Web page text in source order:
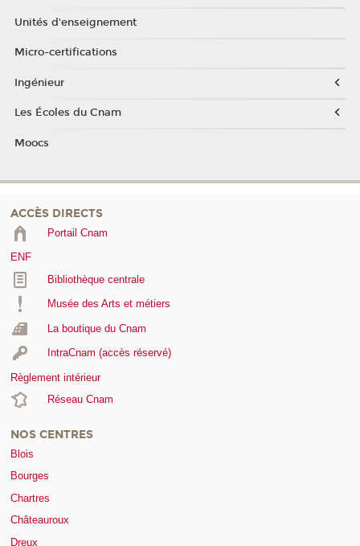
Unités d'enseignement
Micro-certifications
Ingénieur
Les Écoles du Cnam
Moocs
ACCÈS DIRECTS
Portail Cnam
ENF
Bibliothèque centrale
Musée des Arts et métiers
La boutique du Cnam
IntraCnam (accès réservé)
Règlement intérieur
Réseau Cnam
NOS CENTRES
Blois
Bourges
Chartres
Châteauroux
Dreux